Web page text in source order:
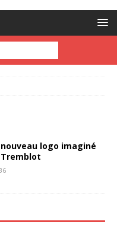
nouveau logo imaginé
Tremblot